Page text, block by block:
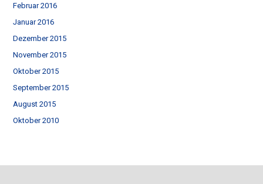
Februar 2016
Januar 2016
Dezember 2015
November 2015
Oktober 2015
September 2015
August 2015
Oktober 2010